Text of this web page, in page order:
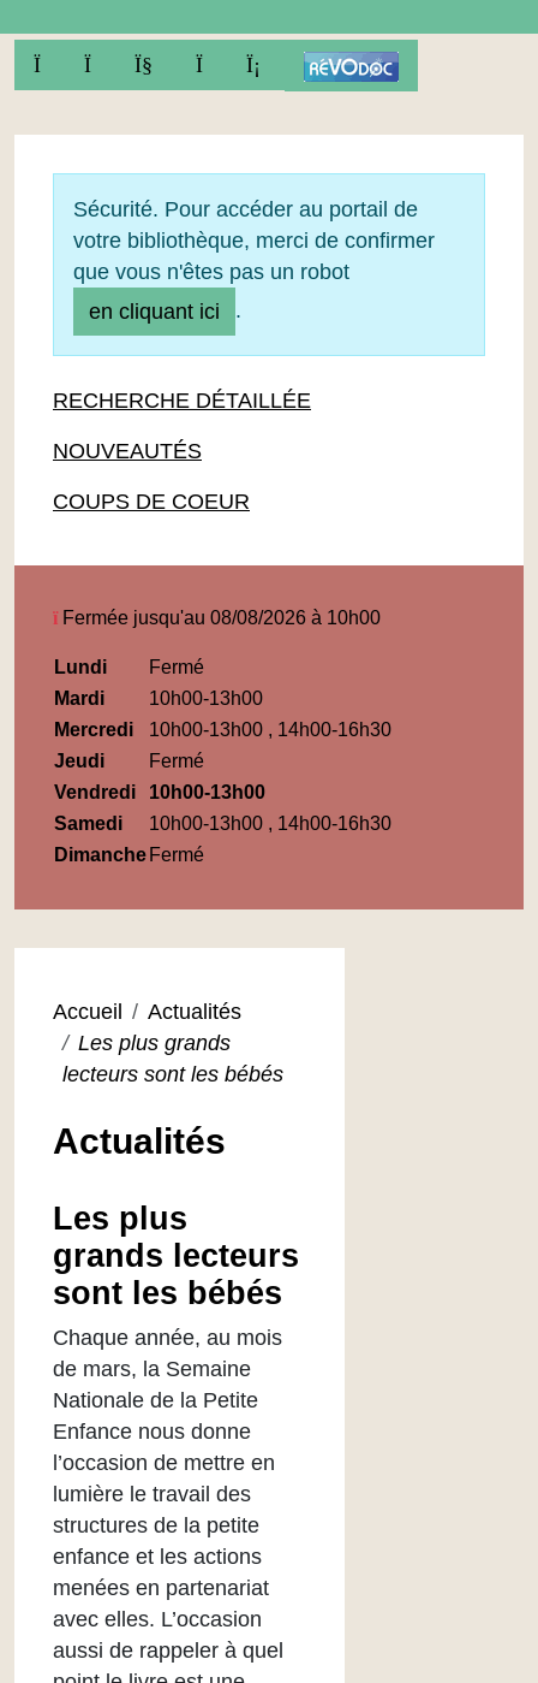
FACEBOOK
TWITTERYOUTUBEINSTAGRAM
LINKEDIN
Sécurité. Pour accéder au portail de
votre bibliothèque, merci de confirmer
que vous n'êtes pas un robot
en cliquant ici
.
RECHERCHE DÉTAILLÉE
NOUVEAUTÉS
COUPS DE COEUR
Fermée jusqu'au 08/08/2026 à 10h00
Horaires
Médiathèque
Maupassant
Lundi
Fermé
Mardi
10h00-13h00
Mercredi
10h00-13h00 , 14h00-16h30
Jeudi
Fermé
Vendredi
10h00-13h00
Samedi
10h00-13h00 , 14h00-16h30
Dimanche Fermé
Accueil
Actualités
Les plus grands
lecteurs sont les bébés
Actualités
Les plus
grands lecteurs
sont les bébés
Chaque année, au mois
de mars, la Semaine
Nationale de la Petite
Enfance nous donne
l’occasion de mettre en
lumière le travail des
structures de la petite
enfance et les actions
menées en partenariat
avec elles. L’occasion
aussi de rappeler à quel